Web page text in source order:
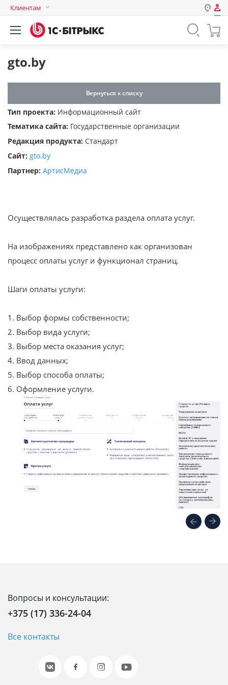
Клиентам
Авторизация
Пароль
Запомнить меня на этом
Забыли свой пароль?
или войдите с помощью
gto.by
Вернуться к списку
Тип проекта: Информационный сайт
Тематика сайта: Государственные организации
Редакция продукта: Стандарт
Сайт: gto.by
Партнер: АртисМедиа
Осуществлялась разработка раздела оплата услуг.
На изображениях представлено как организован
процесс оплаты услуг и функционал страниц.
Шаги оплаты услуги:
1. Выбор формы собственности;
2. Выбор вида услуги;
3. Выбор места оказания услуг;
4. Ввод данных;
5. Выбор способа оплаты;
6. Оформление услуги.
Вопросы и консультации:
+375 (17) 336-24-04
Все контакты